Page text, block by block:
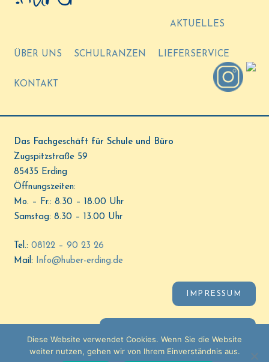
AKTUELLES
ÜBER UNS SCHULRANZEN LIEFERSERVICE
KONTAKT
Das Fachgeschäft für Schule und Büro
Zugspitzstraße 59
85435 Erding
Öffnungszeiten:
Mo. – Fr.: 8.30 – 18.00 Uhr
Samstag: 8.30 – 13.00 Uhr
Tel.: 08122 – 90 23 26
Mail:
Info@huber-erding.de
IMPRESSUM
Diese Website verwendet Cookies. Wenn Sie die Website
weiter nutzen, gehen wir von Ihrem Einverständnis aus.